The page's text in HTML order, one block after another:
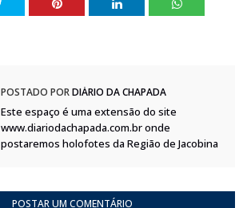
POSTADO PORDIÁRIO DA CHAPADA
Este espaço é uma extensão do site
www.diariodachapada.com.br onde
postaremos holofotes da Região de Jacobina
POSTAR UM COMENTÁRIO